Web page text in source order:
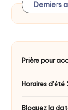
Derniers
Prière pour
Horaires d’été
Bloquez la